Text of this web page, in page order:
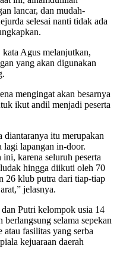
lancar, dan mudah-
selesai nanti tidak ada
Agus melanjutkan,
yang akan digunakan
mengingat akan besarnya
ikut andil menjadi peserta
itu merupakan
lagi lapangan in-door.
karena seluruh peserta
hingga diikuti oleh 70
26 klub putra dari tiap-tiap
jelasnya.
Putri kelompok usia 14
selama sepekan
atau fasilitas yang serba
kejuaraan daerah